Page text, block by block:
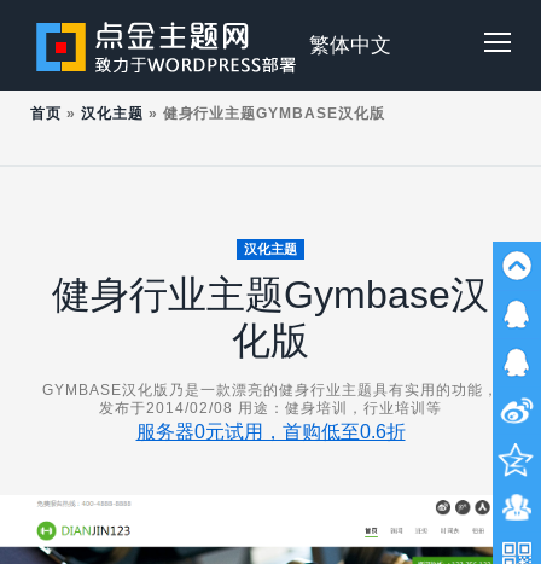
content
点
题
繁体中文
首页 » 汉化主题 » 健身行业主题GYMBASE汉化版
汉化主题
健身行业主题Gymbase汉
化版
GYMBASE汉化版乃是一款漂亮的健身行业主题具有实用的功能，
发布于2014/02/08 用途：健身培训，行业培训等
服务器0元试用，首购低至0.6折